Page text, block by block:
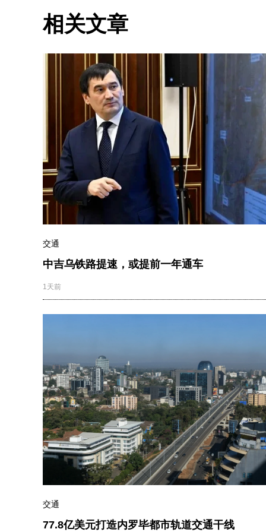
相关文章
交通
中吉乌铁路提速，或提前一年通车
1天前
交通
77.8亿美元打造内罗毕都市轨道交通干线